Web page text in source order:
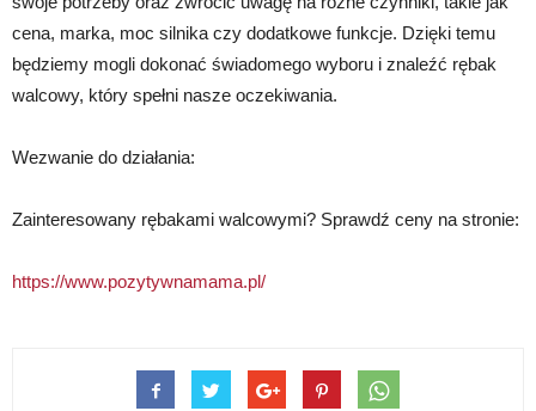
cena, marka, moc silnika czy dodatkowe funkcje. Dzięki temu
będziemy mogli dokonać świadomego wyboru i znaleźć rębak
walcowy, który spełni nasze oczekiwania.
Wezwanie do działania:
Zainteresowany rębakami walcowymi? Sprawdź ceny na stronie:
https://www.pozytywnamama.pl/